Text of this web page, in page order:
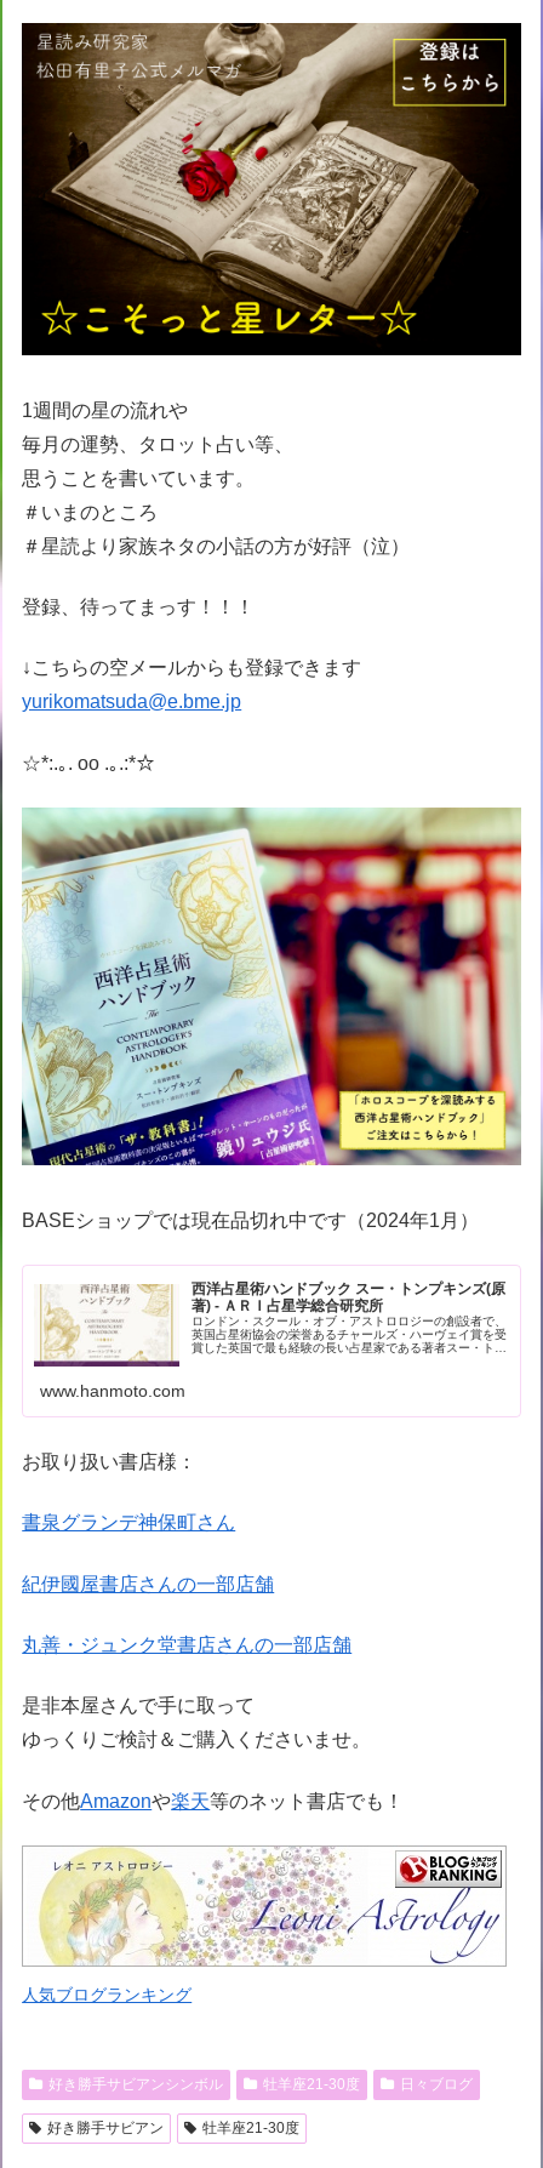
1週間の星の流れや
毎月の運勢、タロット占い等、
思うことを書いています。
＃いまのところ
＃星読より家族ネタの小話の方が好評（泣）
登録、待ってまっす！！！
↓こちらの空メールからも登録できます
yurikomatsuda@e.bme.jp
☆*:.｡. oo .｡.:*☆
BASEショップでは現在品切れ中です（2024年1月）
西洋占星術ハンドブック スー・トンプキンズ(原
著) - ＡＲＩ占星学総合研究所
ロンドン・スクール・オブ・アストロロジーの創設者で、
英国占星術協会の栄誉あるチャールズ・ハーヴェイ賞を受
賞した英国で最も経験の長い占星家である著者スー・トン
www.hanmoto.com
お取り扱い書店様：
書泉グランデ神保町さん
紀伊國屋書店さんの一部店舗
丸善・ジュンク堂書店さんの一部店舗
是非本屋さんで手に取って
ゆっくりご検討＆ご購入くださいませ。
その他Amazonや楽天等のネット書店でも！
人気ブログランキング
好き勝手サビアンシンボル 牡羊座21-30度 日々ブログ
好き勝手サビアン 牡羊座21-30度